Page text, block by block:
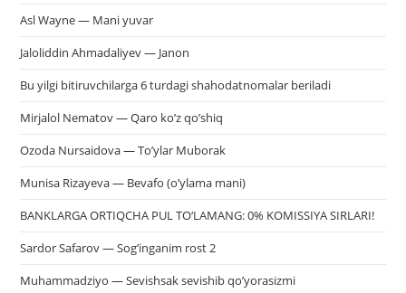
Asl Wayne — Mani yuvar
Jaloliddin Ahmadaliyev — Janon
Bu yilgi bitiruvchilarga 6 turdagi shahodatnomalar beriladi
Mirjalol Nematov — Qaro ko’z qo’shiq
Ozoda Nursaidova — To’ylar Muborak
Munisa Rizayeva — Bevafo (o’ylama mani)
BANKLARGA ORTIQCHA PUL TO‘LAMANG: 0% KOMISSIYA SIRLARI!
Sardor Safarov — Sog’inganim rost 2
Muhammadziyo — Sevishsak sevishib qo’yorasizmi